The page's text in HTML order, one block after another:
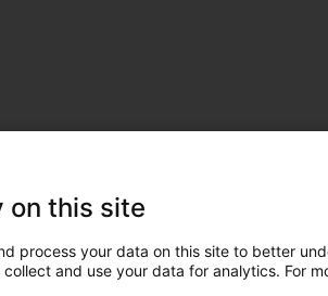
von Kayl
könnten auch für Sie in Frage kommen.
on this site
process your data on this site to better
and use your data for analytics. For